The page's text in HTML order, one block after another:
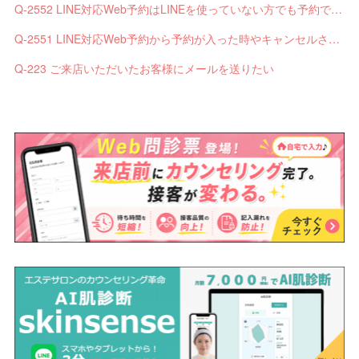
Q-2552 LINE対応Web予約はLINEを使っていない方でも予約できますか？
Q-2551 LINE対応Web予約から予約が入った時やキャンセルされた時、サロンやお客様へは通知されますか？
Q-223 ご来店いただいたお客様にメールを送りたい